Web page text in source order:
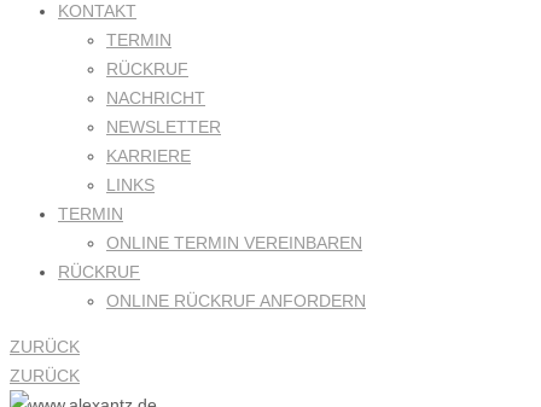
KONTAKT
TERMIN
RÜCKRUF
NACHRICHT
NEWSLETTER
KARRIERE
LINKS
TERMIN
ONLINE TERMIN VEREINBAREN
RÜCKRUF
ONLINE RÜCKRUF ANFORDERN
ZURÜCK
ZURÜCK